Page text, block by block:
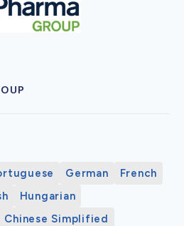
German
French
Hungarian
Chinese Simplified